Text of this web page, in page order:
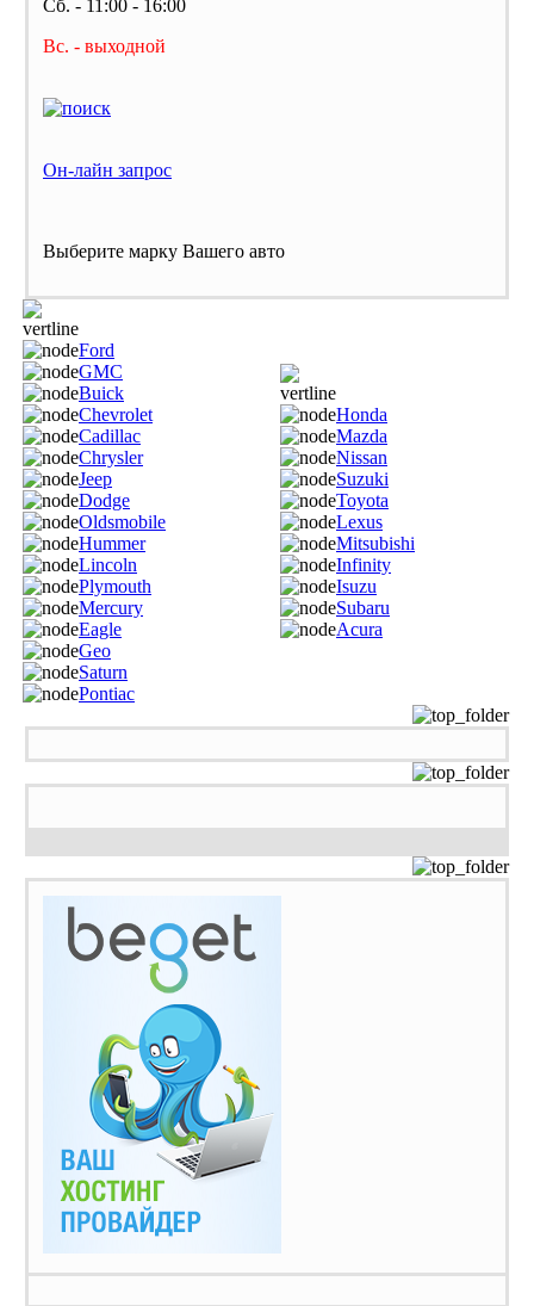
Сб. - 11:00 - 16:00
Вс. - выходной
Он-лайн запрос
Выберите марку Вашего авто
Ford
GMC
Buick
Chevrolet
Cadillac
Chrysler
Jeep
Dodge
Oldsmobile
Hummer
Lincoln
Plymouth
Mercury
Eagle
Geo
Saturn
Pontiac
Honda
Mazda
Nissan
Suzuki
Toyota
Lexus
Mitsubishi
Infinity
Isuzu
Subaru
Acura